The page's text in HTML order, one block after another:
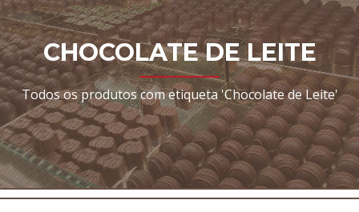
CHOCOLATE DE LEITE
Todos os produtos com etiqueta 'Chocolate de Leite'